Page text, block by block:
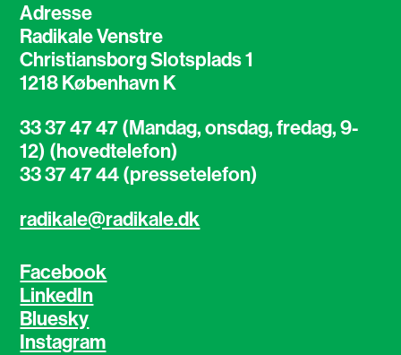
Adresse
Radikale Venstre
Christiansborg Slotsplads 1
1218 København K
33 37 47 47 (Mandag, onsdag, fredag, 9-
12) (hovedtelefon)
33 37 47 44 (pressetelefon)
radikale@radikale.dk
Facebook
LinkedIn
Bluesky
Instagram